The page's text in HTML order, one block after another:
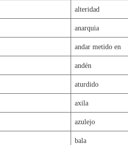
alteridad
anarquia
andar metido en
andén
aturdido
axila
azulejo
bala